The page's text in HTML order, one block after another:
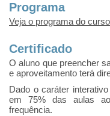
Programa
Veja o programa do
Certificado
O aluno que preencher
e aproveitamento terá
Dado o caráter
em 75% das aulas
frequência.